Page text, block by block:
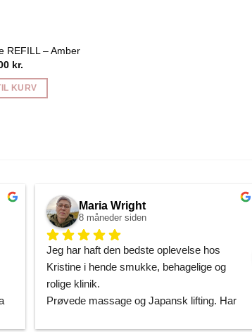
REFILL – Amber
kr.
KURV
Maria Wright
8 måneder siden
Jeg har haft den bedste oplevelse hos
Kristine i hende smukke, behagelige og
rolige klinik.
Prøvede massage og Japansk lifting. Har